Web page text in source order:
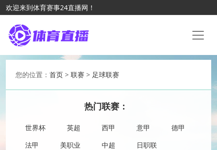
欢迎来到体育赛事24直播网！
您的位置： 首页 > 联赛 > 足球联赛
热门联赛：
世界杯 英超 西甲 意甲
德甲
法甲
美职业 中超
日职联